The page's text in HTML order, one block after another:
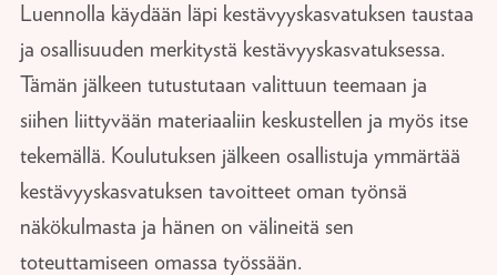
Luennolla käydään läpi kestävyyskasvatuksen taustaa
ja osallisuuden merkitystä kestävyyskasvatuksessa.
Tämän jälkeen tutustutaan valittuun teemaan ja
siihen liittyvään materiaaliin keskustellen ja myös itse
tekemällä. Koulutuksen jälkeen osallistuja ymmärtää
kestävyyskasvatuksen tavoitteet oman työnsä
näkökulmasta ja hänen on välineitä sen
toteuttamiseen omassa työssään.